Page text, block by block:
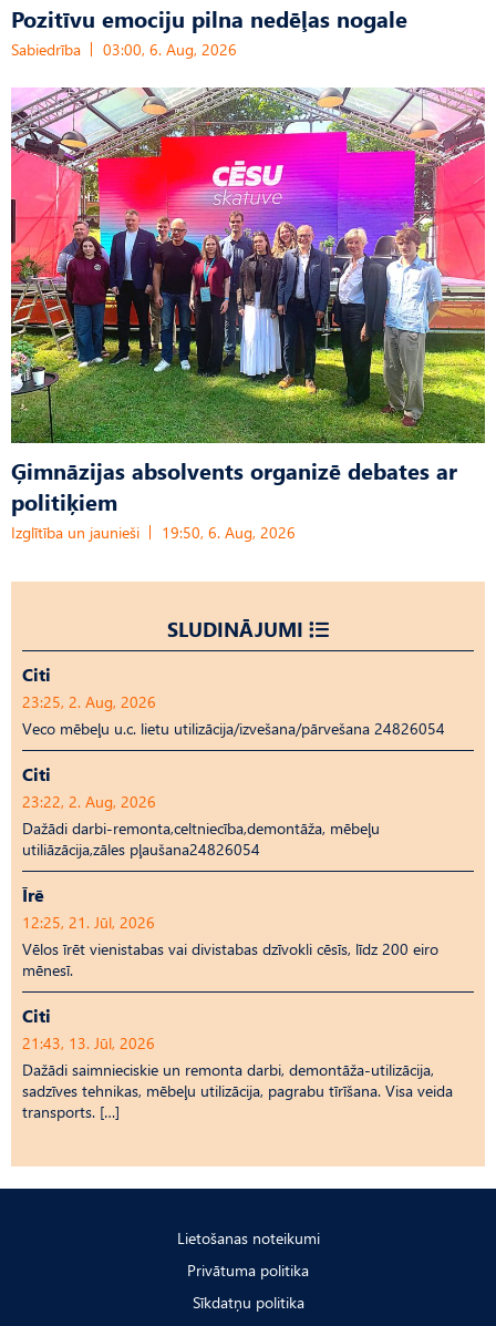
Pozitīvu emociju pilna nedēļas nogale
Sabiedrība 03:00, 6. Aug, 2026
Ģimnāzijas absolvents organizē debates ar
politiķiem
Izglītība un jaunieši 19:50, 6. Aug, 2026
SLUDINĀJUMI
Citi
23:25, 2. Aug, 2026
Veco mēbeļu u.c. lietu utilizācija/izvešana/pārvešana 24826054
Citi
23:22, 2. Aug, 2026
Dažādi darbi-remonta,celtniecība,demontāža, mēbeļu
utiliāzācija,zāles pļaušana24826054
Īrē
12:25, 21. Jūl, 2026
Vēlos īrēt vienistabas vai divistabas dzīvokli cēsīs, līdz 200 eiro
mēnesī.
Citi
21:43, 13. Jūl, 2026
Dažādi saimnieciskie un remonta darbi, demontāža-utilizācija,
sadzīves tehnikas, mēbeļu utilizācija, pagrabu tīrīšana. Visa veida
transports. […]
Lietošanas noteikumi
Privātuma politika
Sīkdatņu politika